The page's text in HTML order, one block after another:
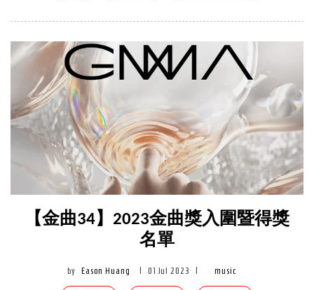
【金曲34】2023金曲獎入圍暨得獎
名單
by Eason Huang 01 Jul 2023 music